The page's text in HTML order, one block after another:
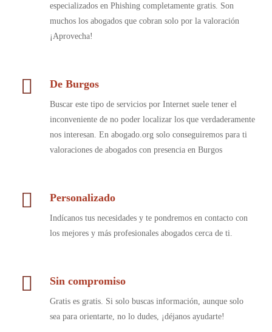
especializados en Phishing completamente gratis. Son
muchos los abogados que cobran solo por la valoración
¡Aprovecha!
De Burgos
Buscar este tipo de servicios por Internet suele tener el
inconveniente de no poder localizar los que verdaderamente
nos interesan. En abogado.org solo conseguiremos para ti
valoraciones de abogados con presencia en Burgos
Personalizado
Indícanos tus necesidades y te pondremos en contacto con
los mejores y más profesionales abogados cerca de ti.
Sin compromiso
Gratis es gratis. Si solo buscas información, aunque solo
sea para orientarte, no lo dudes, ¡déjanos ayudarte!